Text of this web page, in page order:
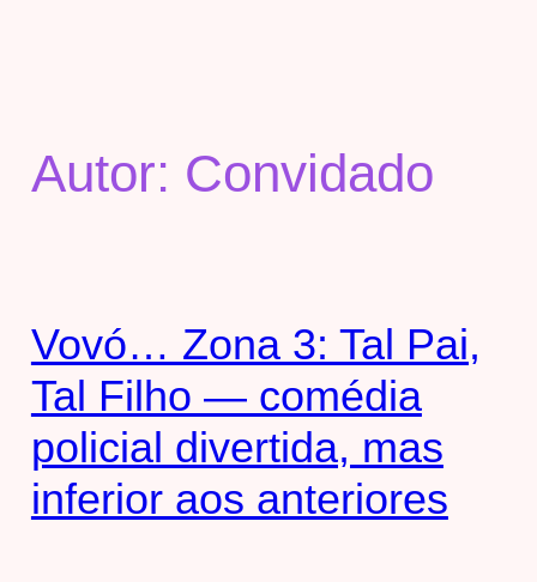
Autor: Convidado
Vovó… Zona 3: Tal Pai,
Tal Filho — comédia
policial divertida, mas
inferior aos anteriores